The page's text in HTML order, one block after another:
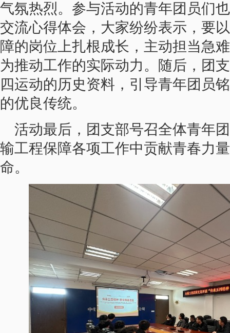
气氛热烈。参与活动的青年团员们
交流心得体会，大家纷纷表示，要
障的岗位上扎根成长，主动担当急
为推动工作的实际动力。随后，团
四运动的历史资料，引导青年团员
的优良传统。
活动最后，团支部号召全体青年
输工程保障各项工作中贡献青春力
命。